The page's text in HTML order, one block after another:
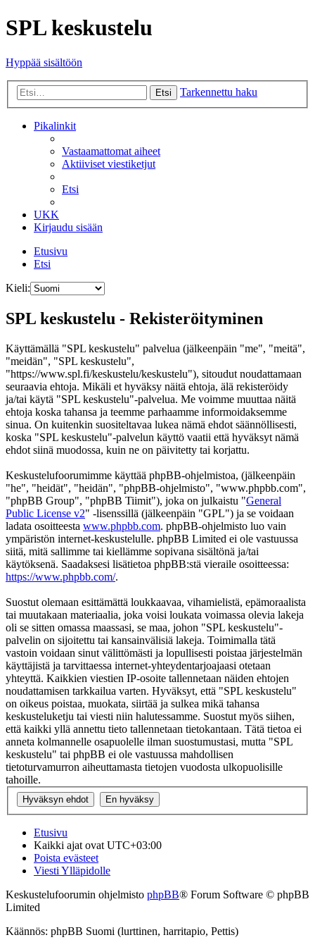
SPL keskustelu
Hyppää sisältöön
Etsi Tarkennettu haku
Pikalinkit
Vastaamattomat aiheet
Aktiiviset viestiketjut
Etsi
UKK
Kirjaudu sisään
Etusivu
Etsi
Kieli:
SPL keskustelu - Rekisteröityminen
Käyttämällä "SPL keskustelu" palvelua (jälkeenpäin "me", "meitä",
"meidän", "SPL keskustelu",
"https://www.spl.fi/keskustelu/keskustelu"), sitoudut noudattamaan
seuraavia ehtoja. Mikäli et hyväksy näitä ehtoja, älä rekisteröidy
ja/tai käytä "SPL keskustelu"-palvelua. Me voimme muuttaa näitä
ehtoja koska tahansa ja teemme parhaamme informoidaksemme
sinua. On kuitenkin suositeltavaa lukea nämä ehdot säännöllisesti,
koska "SPL keskustelu"-palvelun käyttö vaatii että hyväksyt nämä
ehdot siinä muodossa, kuin ne on päivitetty tai korjattu.
Keskustelufoorumimme käyttää phpBB-ohjelmistoa, (jälkeenpäin
"he", "heidät", "heidän", "phpBB-ohjelmisto", "www.phpbb.com",
"phpBB Group", "phpBB Tiimit"), joka on julkaistu "General
Public License v2" -lisenssillä (jälkeenpäin "GPL") ja se voidaan
ladata osoitteesta www.phpbb.com. phpBB-ohjelmisto luo vain
ympäristön internet-keskustelulle. phpBB Limited ei ole vastuussa
siitä, mitä sallimme tai kiellämme sopivana sisältönä ja/tai
käytöksenä. Saadaksesi lisätietoa phpBB:stä vieraile osoitteessa:
https://www.phpbb.com/.
Suostut olemaan esittämättä loukkaavaa, vihamielistä, epämoraalista
tai muutakaan materiaalia, joka voisi loukata voimassa olevia lakeja
oli se sitten omassa maassasi, se maa, johon "SPL keskustelu"-
palvelin on sijoitettu tai kansainvälisiä lakeja. Toimimalla tätä
vastoin voidaan sinut välittömästi ja lopullisesti poistaa järjestelmän
käyttäjistä ja tarvittaessa internet-yhteydentarjoajaasi otetaan
yhteyttä. Kaikkien viestien IP-osoite tallennetaan näiden ehtojen
noudattamisen tarkkailua varten. Hyväksyt, että "SPL keskustelu"
on oikeus poistaa, muokata, siirtää ja sulkea mikä tahansa
keskusteluketju tai viesti niin halutessamme. Suostut myös siihen,
että kaikki yllä annettu tieto tallennetaan tietokantaan. Tätä tietoa ei
anneta kolmannelle osapuolelle ilman suostumustasi, mutta "SPL
keskustelu" tai phpBB ei ole vastuussa mahdollisen
tietoturvamurron aiheuttamasta tietojen vuodosta ulkopuolisille
tahoille.
Etusivu
Kaikki ajat ovat UTC+03:00
Poista evästeet
Viesti Ylläpidolle
Keskustelufoorumin ohjelmisto phpBB® Forum Software © phpBB
Limited
Käännös: phpBB Suomi (lurttinen, harritapio, Pettis)